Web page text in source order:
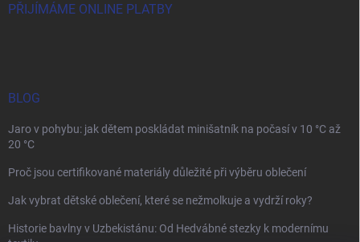
PŘIJÍMÁME ONLINE PLATBY
BLOG
Jaro v pohybu: jak dětem poskládat minišatník na počasí v 10 °C až
20 °C
Proč jsou certifikované materiály důležité při výběru oblečení
Jak vybrat dětské oblečení, které se nežmolkuje a vydrží roky?
Historie bavlny v Uzbekistánu: Od Hedvábné stezky k modernímu